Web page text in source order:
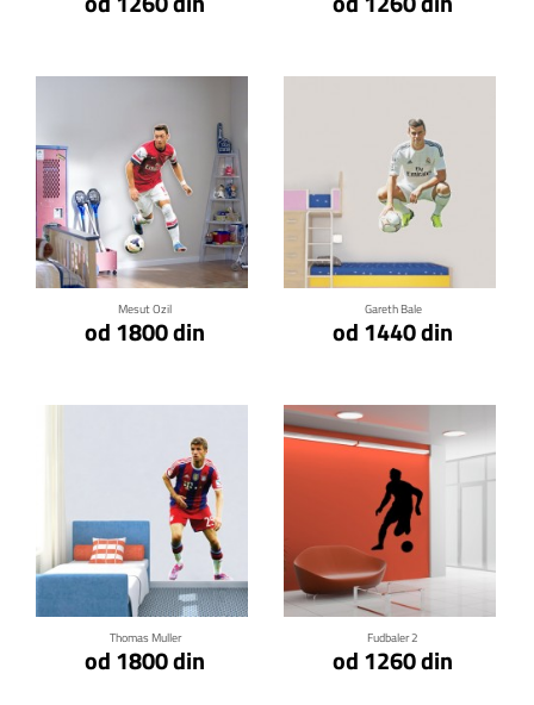
Mesut Ozil
od 1800 din
Klikni za detalje
Gareth Bale
od 1440 din
Klikni za detalje
Thomas Muller
od 1800 din
Klikni za detalje
Fudbaler 2
od 1260 din
Klikni za detalje